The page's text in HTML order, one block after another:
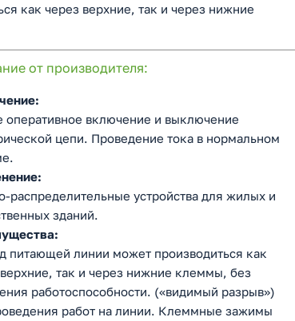
как через верхние, так и через нижние
от производителя:
оперативное включение и выключение
цепи. Проведение тока в нормальном
распределительные устройства для жилых и
зданий.
питающей линии может производиться как
так и через нижние клеммы, без
работоспособности. («видимый разрыв»)
работ на линии. Клеммные зажимы